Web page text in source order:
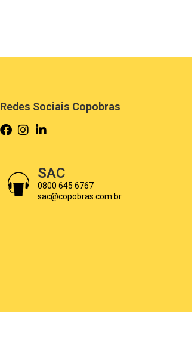
Redes Sociais Copobras
SAC
0800 645 6767
sac@copobras.com.br